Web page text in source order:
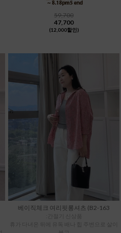
59,700
47,700
(12,000할인)
베이직체크 여리핏롱셔츠 (B2-163
:간절기 신상품
휴가 다녀온 뒤에 유독 배나 힙 주변으로 살이